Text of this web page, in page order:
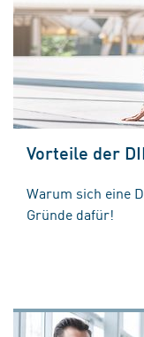
Vorteile der
Warum sich eine
Gründe dafür!